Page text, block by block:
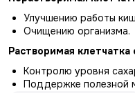
Улучшению работы
Очищению организма.
Растворимая клетчатка
Контролю уровня
Поддержке полезной